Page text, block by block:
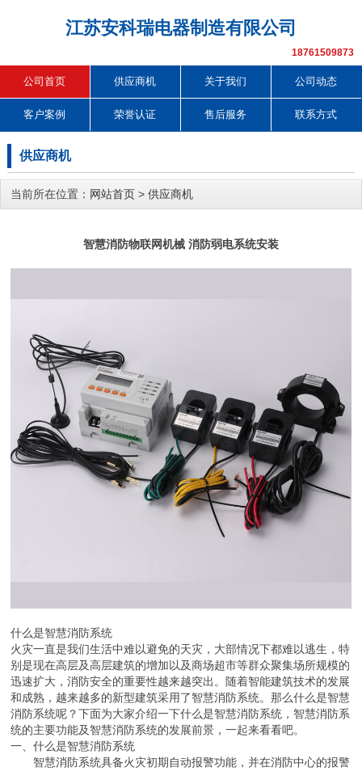
江苏安科瑞电器制造有限公司
18761509873
公司首页 供应商机 关于我们 公司动态
客户案例 荣誉认证 售后服务 联系方式
供应商机
当前所在位置： 网站首页 > 供应商机
智慧消防物联网机械 消防弱电系统安装
什么是智慧消防系统
火灾一直是我们生活中难以避免的天灾，大部情况下都难以逃生，特
别是现在高层及高层建筑的增加以及商场超市等群众聚集场所规模的
迅速扩大，消防安全的重要性越来越突出。随着智能建筑技术的发展
和成熟，越来越多的新型建筑采用了智慧消防系统。那么什么是智慧
消防系统呢？下面为大家介绍一下什么是智慧消防系统，智慧消防系
统的主要功能及智慧消防系统的发展前景，一起来看看吧。
一、什么是智慧消防系统
智慧消防系统具备火灾初期自动报警功能，并在消防中心的报警